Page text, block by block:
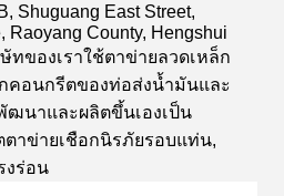
Shuguang East Street,
Raoyang County, Hengshui
ทของเราใช้ตาข่ายลวดเหล็ก
คอนกรีตของท่อส่งน้ำมันและ
ฒนาและผลิตขึ้นเองเป็น
ตาข่ายเชือกนิรภัยรอบแท่น,
งร่อน